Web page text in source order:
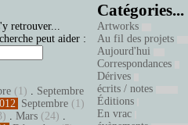
retrouver...
peut aider :
(1) . Septembre
Septembre (1)
. Mars (24) .
Catégories...
Artworks
Au fil des projets
Aujourd'hui
Correspondances
Dérives
écrits / notes
Éditions
En vrac